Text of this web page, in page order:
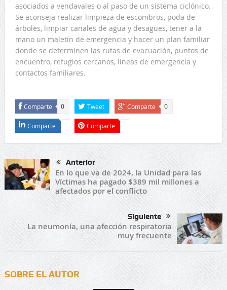
asociados a vendavales o al paso de un sistema ciclónico.
Se aconseja realizar limpieza de escombros, poda de
árboles, limpiar canales de agua y desagües, tener a la
mano un maletín de emergencia y hacer un plan familiar
donde se determinen las rutas de evacuación, puntos de
encuentro, refugios cercanos, líneas de emergencia y
contactos familiares.
Comparte 0 Tweet Comparte 0
Comparte Comparte
Anterior
En lo que va de 2024, la Unidad para las
Víctimas ha pagado $389 mil millones a
afectados por el conflicto
Siguiente
La neumonía, una afección respiratoria
muy frecuente
SOBRE EL AUTOR